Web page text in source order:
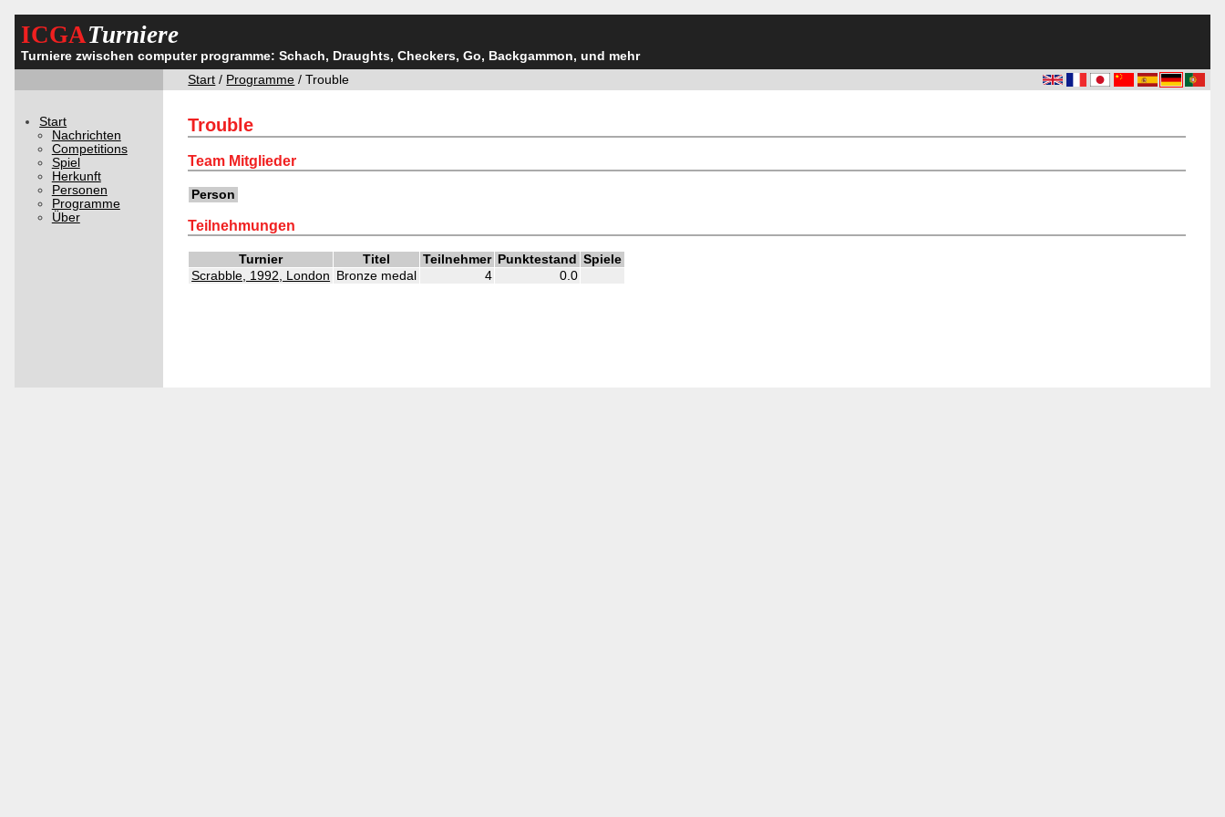
ICGATurniere
Turniere zwischen computer programme: Schach, Draughts, Checkers, Go, Backgammon, und mehr
Start / Programme / Trouble
Start
Nachrichten
Competitions
Spiel
Herkunft
Personen
Programme
Über
Trouble
Team Mitglieder
Person
Teilnehmungen
Turnier Titel Teilnehmer Punktestand Spiele
Scrabble, 1992, London Bronze medal 4 0.0